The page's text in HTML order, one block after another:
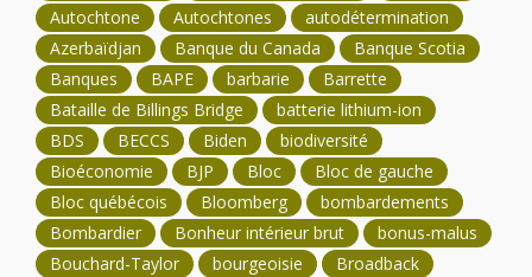
Autochtone
Autochtones
autodétermination
Azerbaïdjan
Banque du Canada
Banque Scotia
Banques
BAPE barbarie
Barrette
Bataille de Billings Bridge
batterie lithium-ion
BDS
BECCS Biden
biodiversité
Bioéconomie
BJP Bloc
Bloc de gauche
Bloc québécois
Bloomberg
bombardements
Bombardier
Bonheur intérieur brut
bonus-malus
Bouchard-Taylor
bourgeoisie
Broadback